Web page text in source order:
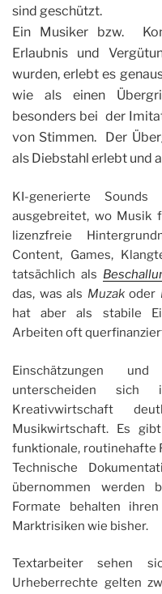
sind geschützt.
Ein Musiker bzw.
Erlaubnis und
wurden, erlebt es
wie als einen
besonders bei der
von Stimmen. Der
als Diebstahl erlebt und
KI-generierte
ausgebreitet, wo Musik
lizenzfreie
Content, Games,
tatsächlich als
das, was als Muzakoder
hat aber als stabile
Arbeiten oft
Einschätzungen
unterscheiden
Kreativwirtschaft
Musikwirtschaft. Es
funktionale, routinehafte
Technische
übernommen werden
Formate behalten
Marktrisiken wie bisher.
Textarbeiter sehen
Urheberrechte gelten